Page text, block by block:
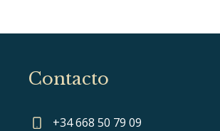
Contacto
+34 668 50 79 09